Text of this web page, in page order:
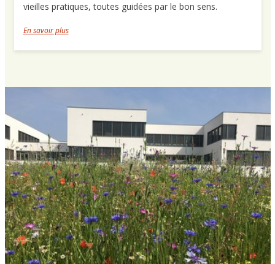
vieilles pratiques, toutes guidées par le bon sens.
En savoir plus